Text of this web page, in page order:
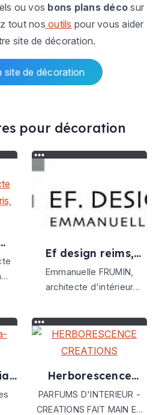
ou vos bons plans déco sur
tout nos outils pour vous aider
site de décoration.
site de décoration
pour décoration
Ef design reims,
emmanuelle frumin,
valcucine,
architecte
Emmanuelle FRUMIN,
architecte d'intérieur
de vos projets particuliers
et professionnels Maitre
d'oeuvre Distributeur
Herborescence
creations
PARFUMS D'INTERIEUR -
CREATIONS FAIT MAIN EN